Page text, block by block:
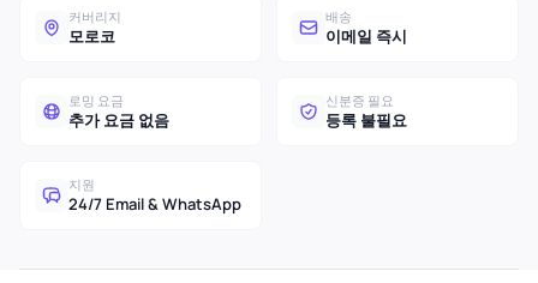
커버리지
모로코
배송
이메일 즉시
로밍 요금
추가 요금 없음
신분증 필요
등록 불필요
지원
24/7 Email & WhatsApp